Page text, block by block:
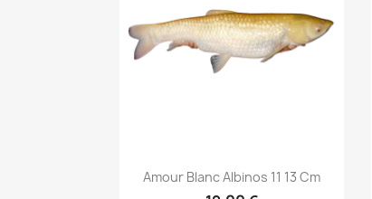
Aperçu rapide
Amour Blanc Albinos 11 13 Cm